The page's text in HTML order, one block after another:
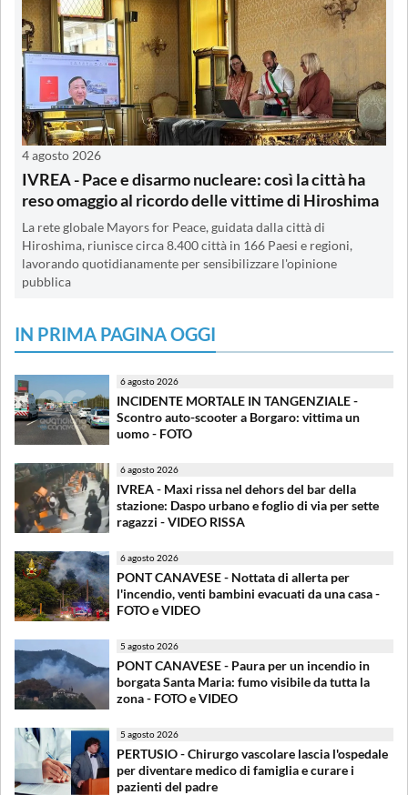
4 agosto 2026
IVREA - Pace e disarmo nucleare: così la città ha
reso omaggio al ricordo delle vittime di Hiroshima
La rete globale Mayors for Peace, guidata dalla città di
Hiroshima, riunisce circa 8.400 città in 166 Paesi e regioni,
lavorando quotidianamente per sensibilizzare l'opinione
pubblica
IN PRIMA PAGINA OGGI
6 agosto 2026
INCIDENTE MORTALE IN TANGENZIALE -
Scontro auto-scooter a Borgaro: vittima un
uomo - FOTO
6 agosto 2026
IVREA - Maxi rissa nel dehors del bar della
stazione: Daspo urbano e foglio di via per sette
ragazzi - VIDEO RISSA
6 agosto 2026
PONT CANAVESE - Nottata di allerta per
l'incendio, venti bambini evacuati da una casa -
FOTO e VIDEO
5 agosto 2026
PONT CANAVESE - Paura per un incendio in
borgata Santa Maria: fumo visibile da tutta la
zona - FOTO e VIDEO
5 agosto 2026
PERTUSIO - Chirurgo vascolare lascia l'ospedale
per diventare medico di famiglia e curare i
pazienti del padre